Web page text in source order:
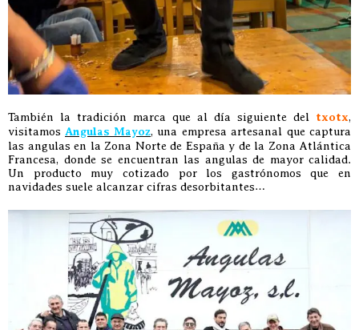
También la tradición marca que al día siguiente del txotx,
visitamos Angulas Mayoz, una empresa artesanal que captura
las angulas en la Zona Norte de España y de la Zona Atlántica
Francesa, donde se encuentran las angulas de mayor calidad.
Un producto muy cotizado por los gastrónomos que en
navidades suele alcanzar cifras desorbitantes…